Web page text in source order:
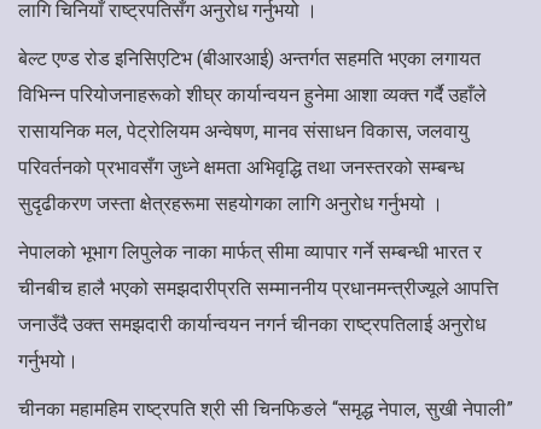
लागि चिनियाँ राष्ट्रपतिसँग अनुरोध गर्नुभयो ।
बेल्ट एण्ड रोड इनिसिएटिभ (बीआरआई) अन्तर्गत सहमति भएका लगायत
विभिन्न परियोजनाहरूको शीघ्र कार्यान्वयन हुनेमा आशा व्यक्त गर्दै उहाँले
रासायनिक मल, पेट्रोलियम अन्वेषण, मानव संसाधन विकास, जलवायु
परिवर्तनको प्रभावसँग जुध्ने क्षमता अभिवृद्धि तथा जनस्तरको सम्बन्ध
सुदृढीकरण जस्ता क्षेत्रहरूमा सहयोगका लागि अनुरोध गर्नुभयो ।
नेपालको भूभाग लिपुलेक नाका मार्फत् सीमा व्यापार गर्ने सम्बन्धी भारत र
चीनबीच हालै भएको समझदारीप्रति सम्माननीय प्रधानमन्त्रीज्यूले आपत्ति
जनाउँदै उक्त समझदारी कार्यान्वयन नगर्न चीनका राष्ट्रपतिलाई अनुरोध
गर्नुभयो।
चीनका महामहिम राष्ट्रपति श्री सी चिनफिङले “समृद्ध नेपाल, सुखी नेपाली”